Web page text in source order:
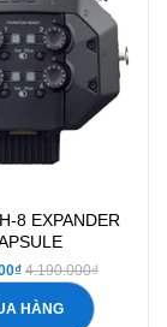
8 EXPANDER
4.190.000₫
HÀNG